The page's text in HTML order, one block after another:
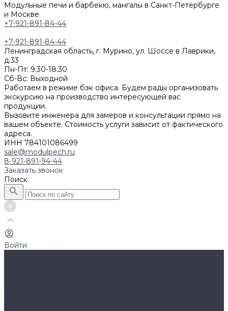
Модульные печи и барбекю, мангалы в Санкт-Петербурге
и Москве
+7-921-891-84-44
+7-921-891-84-44
Ленинградская область, г. Мурино, ул. Шоссе в Лаврики,
д.33
Пн-Пт: 9:30-18:30
Cб-Вс: Выходной
Работаем в режиме бэк офиса. Будем рады организовать
экскурсию на производство интересующей вас
продукции.
Вызовите инженера для замеров и консультации прямо на
вашем объекте. Стоимость услуги зависит от фактического
адреса.
ИНН 784101086499
sale@modulpech.ru
8-921-891-94-44
Заказать звонок
Поиск
Войти